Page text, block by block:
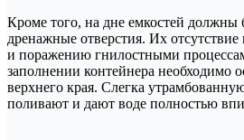
Кроме того, на дне емкостей должны
дренажные отверстия. Их
и поражению гнилостными
заполнении контейнера необходимо
верхнего края. Слегка
поливают и дают воде полностью